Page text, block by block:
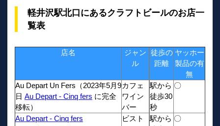
軽井沢駅北口にあるクラフトビールのお店一
覧表
店名
ジャン
ル
徒歩の
距離
ヤッホー
製品の有
無
Au Depart Un Fers（2023年5月9
日 Au Depart - Cinq fers に完全
移転）
カフェ
ワイン
バー
駅から
徒歩30
秒
〇
Au Depart - Cinq fers
ビスト
駅から 〇